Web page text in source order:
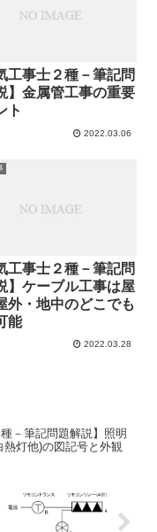
工事士２種－筆記問
】金属管工事の重要
ト
2022.03.06
工事士２種－筆記問
】ケーブル工事は屋
外・地中のどこでも
能
2022.03.28
種－筆記問題解説】照明
熱灯他)の図記号と外観